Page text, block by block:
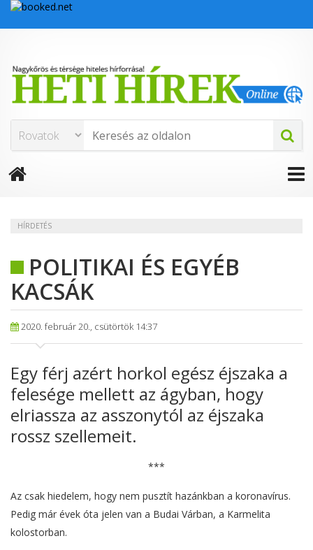
HÍRDETÉS
POLITIKAI ÉS EGYÉB
KACSÁK
2020. február 20., csütörtök 14:37
Egy férj azért horkol egész éjszaka a
felesége mellett az ágyban, hogy
elriassza az asszonytól az éjszaka
rossz szellemeit.
***
Az csak hiedelem, hogy nem pusztít hazánkban a koronavírus.
Pedig már évek óta jelen van a Budai Várban, a Karmelita
kolostorban.